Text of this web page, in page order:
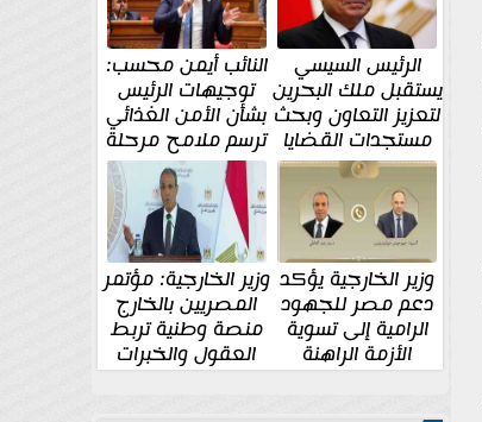
الرئيس السيسي
يستقبل ملك البحرين
لتعزيز التعاون وبحث
مستجدات القضايا
الإقليمية والدولية
النائب أيمن محسب:
توجيهات الرئيس
بشأن الأمن الغذائي
ترسم ملامح مرحلة
جديدة
وزير الخارجية يؤكد
دعم مصر للجهود
الرامية إلى تسوية
الأزمة الراهنة
وزير الخارجية: مؤتمر
المصريين بالخارج
منصة وطنية تربط
العقول والخبرات
المصرية بالدولة